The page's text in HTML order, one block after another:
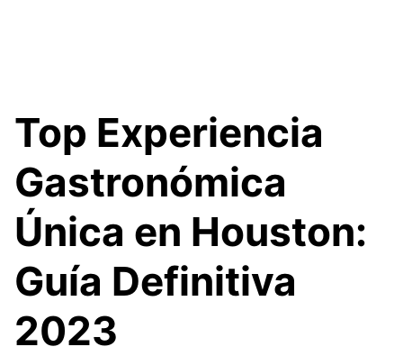
Top Experiencia
Gastronómica
Única en Houston:
Guía Definitiva
2023